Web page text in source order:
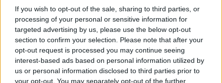
If you wish to opt-out of the sale, sharing to third parties, or
processing of your personal or sensitive information for
targeted advertising by us, please use the below opt-out
section to confirm your selection. Please note that after your
opt-out request is processed you may continue seeing
interest-based ads based on personal information utilized by
us or personal information disclosed to third parties prior to
your opt-out. You may separately opt-out of the further
Kapsula 35 Mijë Paundëshe
Kundër Plumbave,
Shpërthimeve dhe Fatkeqësive
Natyrore
Apple hedh në gjyq OpenAI-n
për përvetësim të paligjshëm
të sekreteve industriale